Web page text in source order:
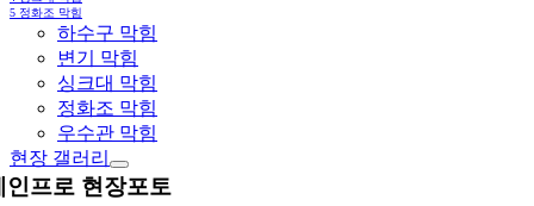
5 정화조 막힘
하수구 막힘
변기 막힘
싱크대 막힘
정화조 막힘
우수관 막힘
현장 갤러리
인프로 현장포토